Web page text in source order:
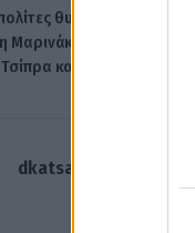
θυμούνται το 2015-
Μαρινάκη στα σενάρια
Τσίπρα και το μήνυμα για
dkatsamadou